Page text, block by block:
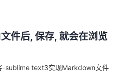
件后, 保存, 就会在浏览
-sublime text3实现Markdown文件